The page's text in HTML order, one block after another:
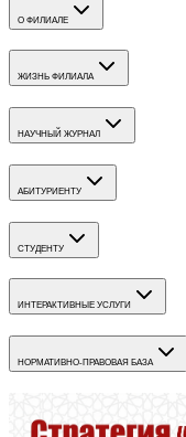
О ФИЛИАЛЕ
ЖИЗНЬ ФИЛИАЛА
НАУЧНЫЙ ЖУРНАЛ
АБИТУРИЕНТУ
СТУДЕНТУ
ИНТЕРАКТИВНЫЕ УСЛУГИ
НОРМАТИВНО-ПРАВОВАЯ БАЗА